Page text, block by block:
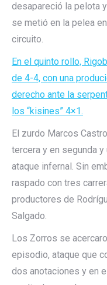
desapareció la pelota
se metió en la pelea
circuito.
En el quinto rollo,
de 4-4, con una
derecho ante la
los “kisines” 4×1.
El zurdo Marcos
tercera y en segunda
ataque infernal. Sin
raspado con tres
productores de
Salgado.
Los Zorros se
episodio, ataque que
dos anotaciones y en